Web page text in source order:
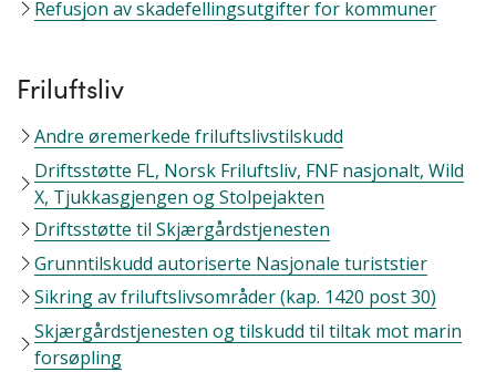
Refusjon av skadefellingsutgifter for kommuner
Friluftsliv
Andre øremerkede friluftslivstilskudd
Driftsstøtte FL, Norsk Friluftsliv, FNF nasjonalt, Wild
X, Tjukkasgjengen og Stolpejakten
Driftsstøtte til Skjærgårdstjenesten
Grunntilskudd autoriserte Nasjonale turiststier
Sikring av friluftslivsområder (kap. 1420 post 30)
Skjærgårdstjenesten og tilskudd til tiltak mot marin
forsøpling